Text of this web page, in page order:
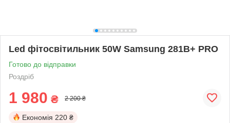
Led фітосвітильник 50W Samsung 281B+ PRO
Готово до відправки
Роздріб
1 980 ₴ 2 200 ₴
Економія 220 ₴